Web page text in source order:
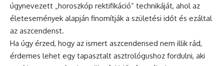
úgynevezett „horoszkóp rektifikáció” technikáját, ahol az
életesemények alapján finomítják a születési időt és ezáltal
az aszcendenst.
Ha úgy érzed, hogy az ismert aszcendensed nem illik rád,
érdemes lehet egy tapasztalt asztrológushoz fordulni, aki